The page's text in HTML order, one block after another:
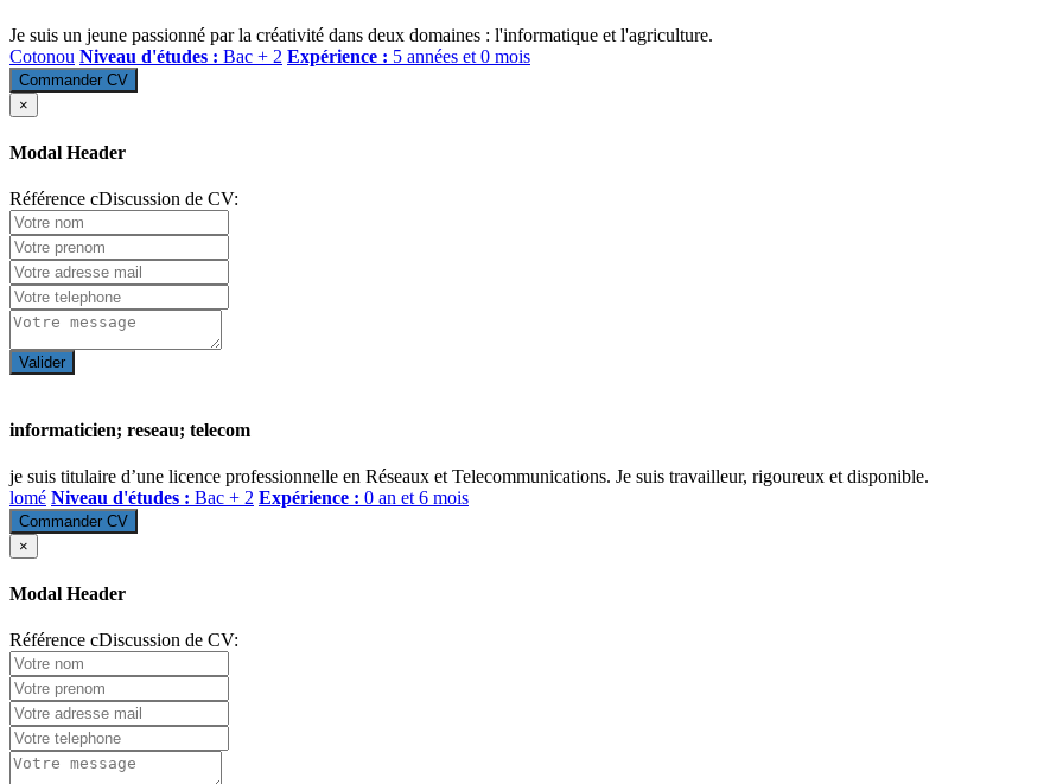
Je suis un jeune passionné par la créativité dans deux domaines : l'informatique et l'agriculture.
Cotonou Niveau d'études : Bac + 2 Expérience : 5 années et 0 mois
Commander CV
×
Modal Header
Référence cDiscussion de CV:
Valider
informaticien; reseau; telecom
je suis titulaire d’une licence professionnelle en Réseaux et Telecommunications. Je suis travailleur, rigoureux et disponible.
lomé Niveau d'études : Bac + 2 Expérience : 0 an et 6 mois
Commander CV
×
Modal Header
Référence cDiscussion de CV: